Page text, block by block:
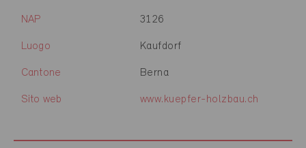
NAP 3126
Luogo Kaufdorf
Cantone Berna
Sito web www.kuepfer-holzbau.ch